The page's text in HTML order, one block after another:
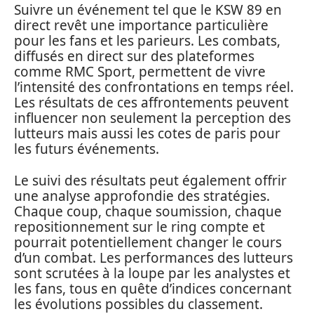
Suivre un événement tel que le KSW 89 en
direct revêt une importance particulière
pour les fans et les parieurs. Les combats,
diffusés en direct sur des plateformes
comme RMC Sport, permettent de vivre
l’intensité des confrontations en temps réel.
Les résultats de ces affrontements peuvent
influencer non seulement la perception des
lutteurs mais aussi les cotes de paris pour
les futurs événements.
Le suivi des résultats peut également offrir
une analyse approfondie des stratégies.
Chaque coup, chaque soumission, chaque
repositionnement sur le ring compte et
pourrait potentiellement changer le cours
d’un combat. Les performances des lutteurs
sont scrutées à la loupe par les analystes et
les fans, tous en quête d’indices concernant
les évolutions possibles du classement.